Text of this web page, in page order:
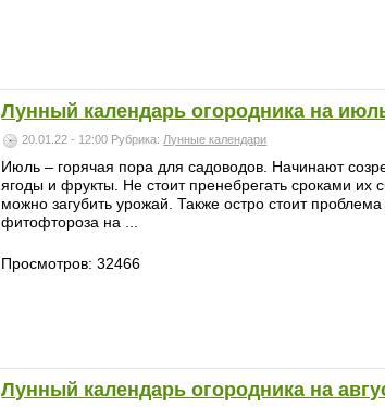
Лунный календарь огородника на
20.01.22 - 12:00 Рубрика: Лунные календари
Июль – горячая пора для садоводов. Начинают
ягоды и фрукты. Не стоит пренебрегать сроками их
можно загубить урожай. Также остро стоит проблема
фитофтороза на ...
Просмотров: 32466
Лунный календарь огородника на